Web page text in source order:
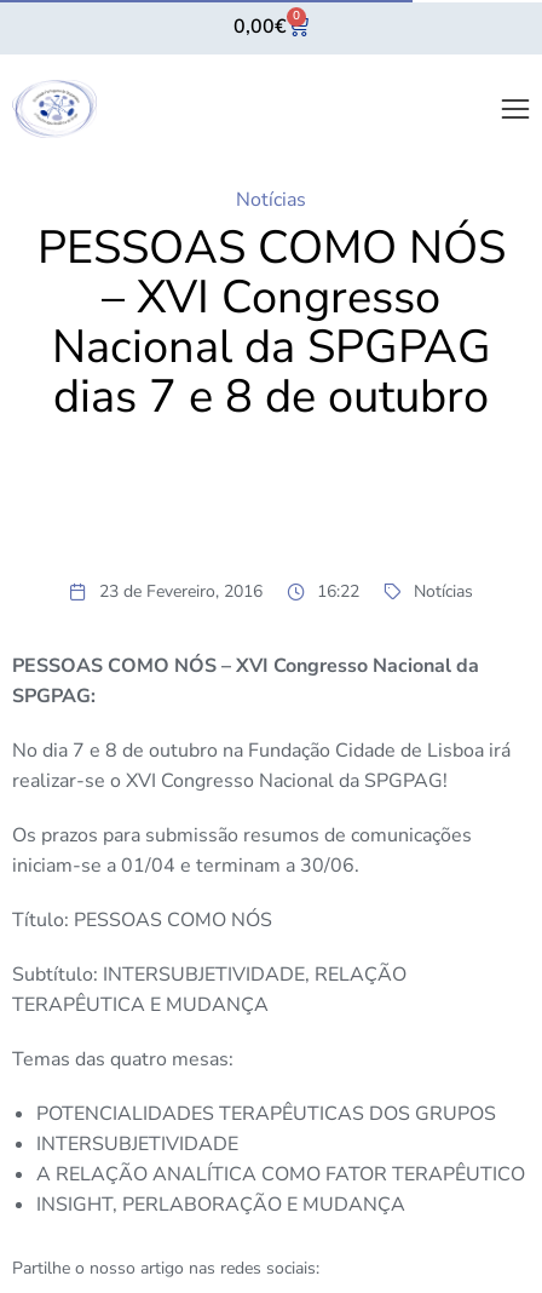
0,00€ 0
Notícias
PESSOAS COMO NÓS
– XVI Congresso
Nacional da SPGPAG
dias 7 e 8 de outubro
23 de Fevereiro, 2016 16:22 Notícias
PESSOAS COMO NÓS – XVI Congresso Nacional da
SPGPAG:
No dia 7 e 8 de outubro na Fundação Cidade de Lisboa irá
realizar-se o XVI Congresso Nacional da SPGPAG!
Os prazos para submissão resumos de comunicações
iniciam-se a 01/04 e terminam a 30/06.
Título: PESSOAS COMO NÓS
Subtítulo: INTERSUBJETIVIDADE, RELAÇÃO
TERAPÊUTICA E MUDANÇA
Temas das quatro mesas:
POTENCIALIDADES TERAPÊUTICAS DOS GRUPOS
INTERSUBJETIVIDADE
A RELAÇÃO ANALÍTICA COMO FATOR TERAPÊUTICO
INSIGHT, PERLABORAÇÃO E MUDANÇA
Partilhe o nosso artigo nas redes sociais: